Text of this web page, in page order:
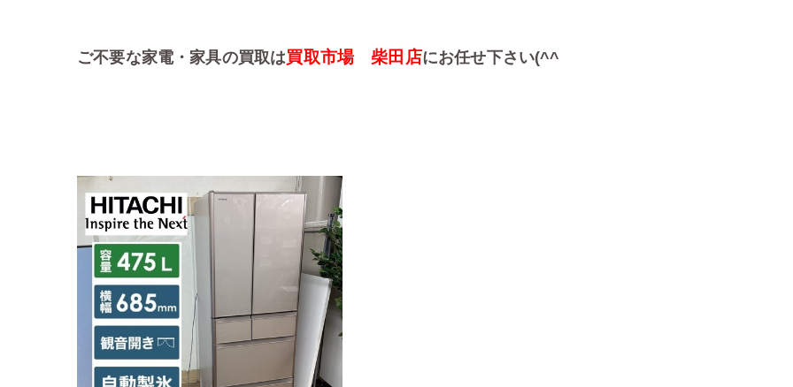
ご不要な家電・家具の買取は買取市場 柴田店にお任せ下さい(^^